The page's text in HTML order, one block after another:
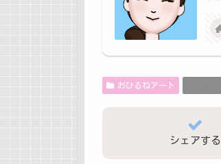
おひるねアート
シェアする